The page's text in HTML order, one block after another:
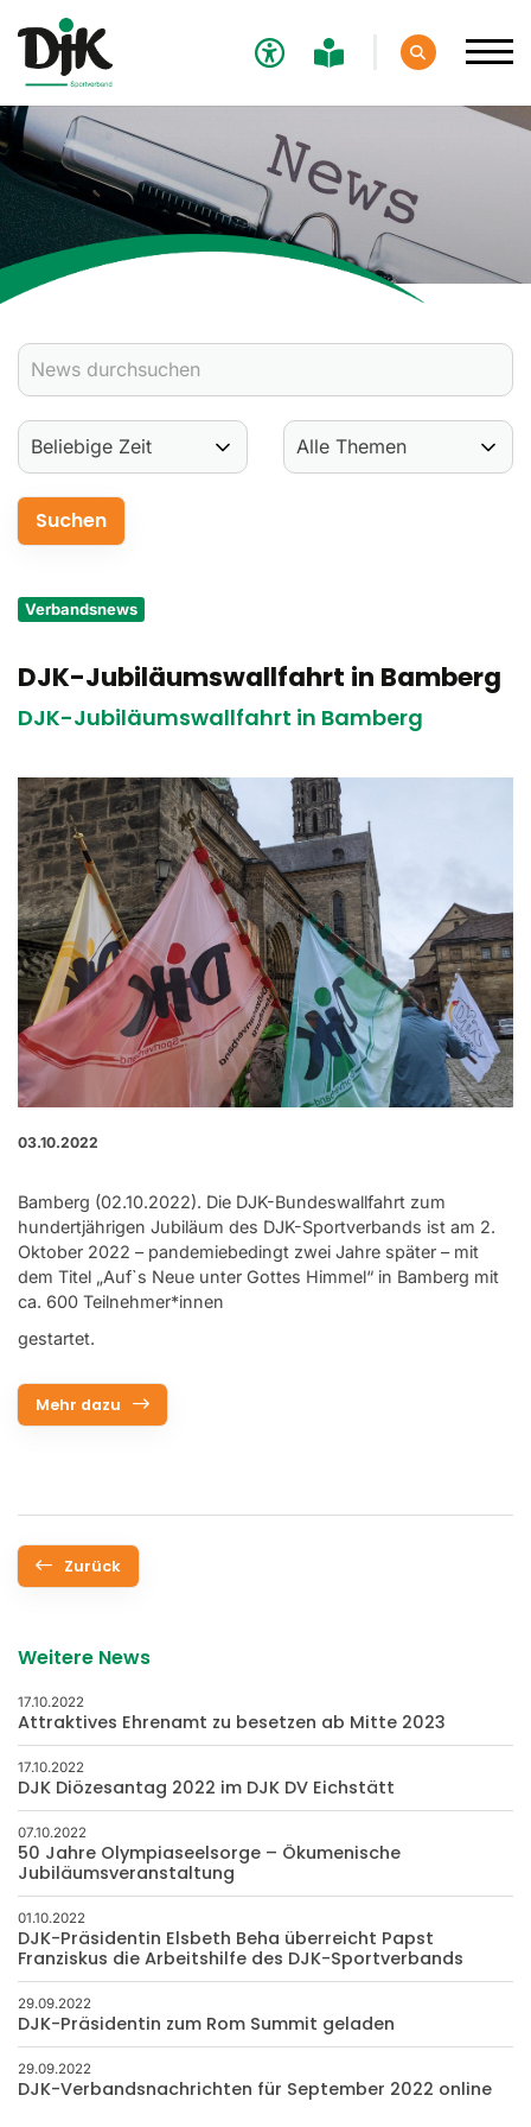
Verbandsnews
DJK-Jubiläumswallfahrt in Bamberg
DJK-Jubiläumswallfahrt in Bamberg
03.10.2022
Bamberg (02.10.2022). Die DJK-Bundeswallfahrt zum
hundertjährigen Jubiläum des DJK-Sportverbands ist am 2.
Oktober 2022 – pandemiebedingt zwei Jahre später – mit
dem Titel „Auf`s Neue unter Gottes Himmel“ in Bamberg mit
ca. 600 Teilnehmer*innen
gestartet.
Mehr dazu
Zurück
Weitere News
17.10.2022
Attraktives Ehrenamt zu besetzen ab Mitte 2023
17.10.2022
DJK Diözesantag 2022 im DJK DV Eichstätt
07.10.2022
50 Jahre Olympiaseelsorge – Ökumenische
Jubiläumsveranstaltung
01.10.2022
DJK-Präsidentin Elsbeth Beha überreicht Papst
Franziskus die Arbeitshilfe des DJK-Sportverbands
29.09.2022
DJK-Präsidentin zum Rom Summit geladen
29.09.2022
DJK-Verbandsnachrichten für September 2022 online
Verband
Aktuelles
Verbands-News
Termine
Verantwortung
Aus- und Fortbildungen
Kontakt
Bundessportfest '26
DJK Sportjugend